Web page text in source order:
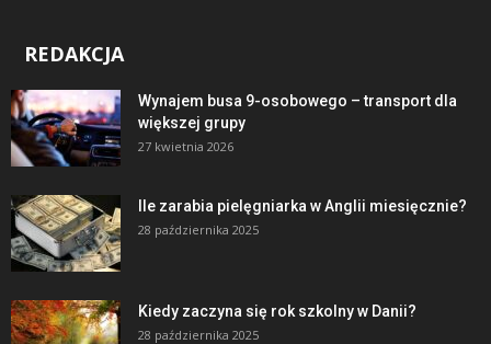
REDAKCJA
Wynajem busa 9-osobowego – transport dla
większej grupy
27 kwietnia 2026
Ile zarabia pielęgniarka w Anglii miesięcznie?
28 października 2025
Kiedy zaczyna się rok szkolny w Danii?
28 października 2025